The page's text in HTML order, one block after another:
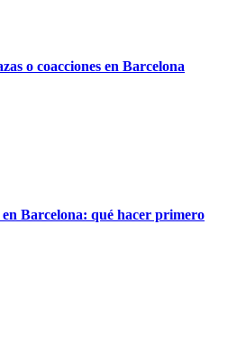
o coacciones en Barcelona
Barcelona: qué hacer primero